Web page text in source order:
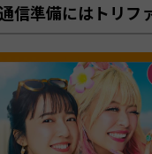
信準備にはトリフ